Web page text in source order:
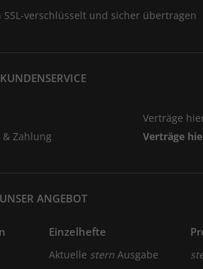
verschlüsselt und sicher übertragen
KUNDENSERVICE
Zahlung
Verträge
Verträge
UNSER ANGEBOT
Einzelhefte
Aktuelle sternAusgabe